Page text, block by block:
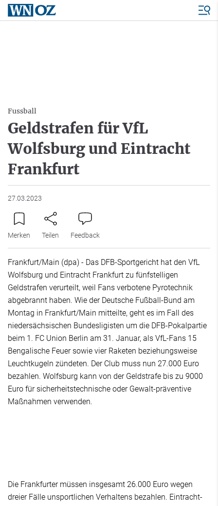
Fussball
Geldstrafen für VfL
Wolfsburg und Eintracht
Frankfurt
27.03.2023
Merken Teilen Feedback
Frankfurt/Main (dpa) - Das DFB-Sportgericht hat den VfL
Wolfsburg und Eintracht Frankfurt zu fünfstelligen
Geldstrafen verurteilt, weil Fans verbotene Pyrotechnik
abgebrannt haben. Wie der Deutsche Fußball-Bund am
Montag in Frankfurt/Main mitteilte, geht es im Fall des
niedersächsischen Bundesligisten um die DFB-Pokalpartie
beim 1. FC Union Berlin am 31. Januar, als VfL-Fans 15
Bengalische Feuer sowie vier Raketen beziehungsweise
Leuchtkugeln zündeten. Der Club muss nun 27.000 Euro
bezahlen. Wolfsburg kann von der Geldstrafe bis zu 9000
Euro für sicherheitstechnische oder Gewalt-präventive
Maßnahmen verwenden.
Die Frankfurter müssen insgesamt 26.000 Euro wegen
dreier Fälle unsportlichen Verhaltens bezahlen. Eintracht-